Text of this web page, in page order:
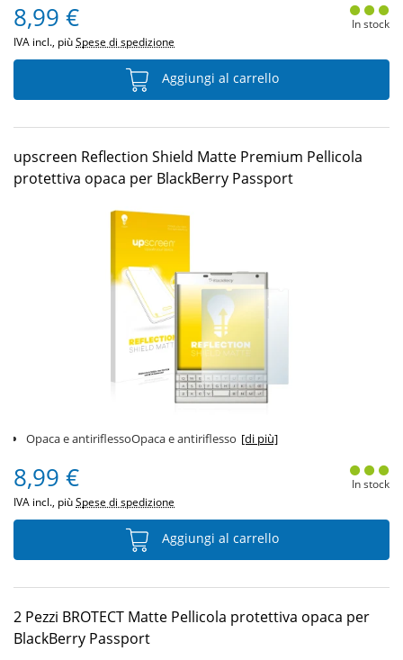
8,99 €
IVA incl., piùSpese di spedizione
In stock
Aggiungi al carrello
upscreen Reflection Shield Matte Premium Pellicola
protettiva opaca per BlackBerry Passport
Opaca e antiriflessoOpaca e antiriflesso [di più]
8,99 €
IVA incl., piùSpese di spedizione
In stock
Aggiungi al carrello
2 Pezzi BROTECT Matte Pellicola protettiva opaca per
BlackBerry Passport